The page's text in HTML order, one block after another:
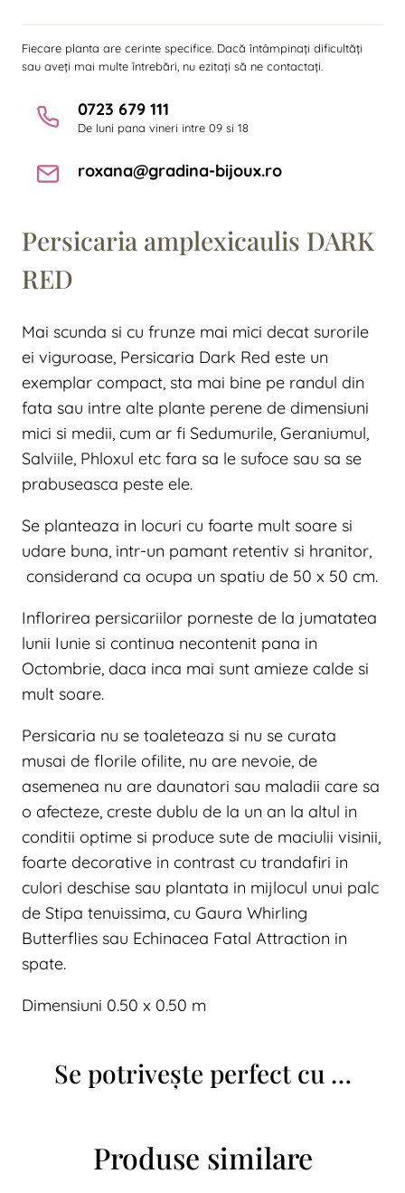
Fiecare planta are cerinte specifice. Dacă întâmpinați dificultăți
sau aveți mai multe întrebări, nu ezitați să ne contactați.
0723 679 111
De luni pana vineri intre 09 si 18
roxana@gradina-bijoux.ro
Persicaria amplexicaulis DARK
RED
Mai scunda si cu frunze mai mici decat surorile
ei viguroase, Persicaria Dark Red este un
exemplar compact, sta mai bine pe randul din
fata sau intre alte plante perene de dimensiuni
mici si medii, cum ar fi Sedumurile, Geraniumul,
Salviile, Phloxul etc fara sa le sufoce sau sa se
prabuseasca peste ele.
Se planteaza in locuri cu foarte mult soare si
udare buna, intr-un pamant retentiv si hranitor,
considerand ca ocupa un spatiu de 50 x 50 cm.
Inflorirea persicariilor porneste de la jumatatea
lunii Iunie si continua necontenit pana in
Octombrie, daca inca mai sunt amieze calde si
mult soare.
Persicaria nu se toaleteaza si nu se curata
musai de florile ofilite, nu are nevoie, de
asemenea nu are daunatori sau maladii care sa
o afecteze, creste dublu de la un an la altul in
conditii optime si produce sute de maciulii visinii,
foarte decorative in contrast cu trandafiri in
culori deschise sau plantata in mijlocul unui palc
de Stipa tenuissima, cu Gaura Whirling
Butterflies sau Echinacea Fatal Attraction in
spate.
Dimensiuni 0.50 x 0.50 m
Se potrivește perfect cu …
Produse similare